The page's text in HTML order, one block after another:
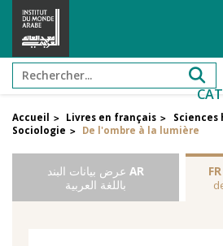
Accueil > Livres en français > Sciences
Sociologie > De l'ombre à la lumière
AR عرض بيانات البند
باللغة العربية
FR